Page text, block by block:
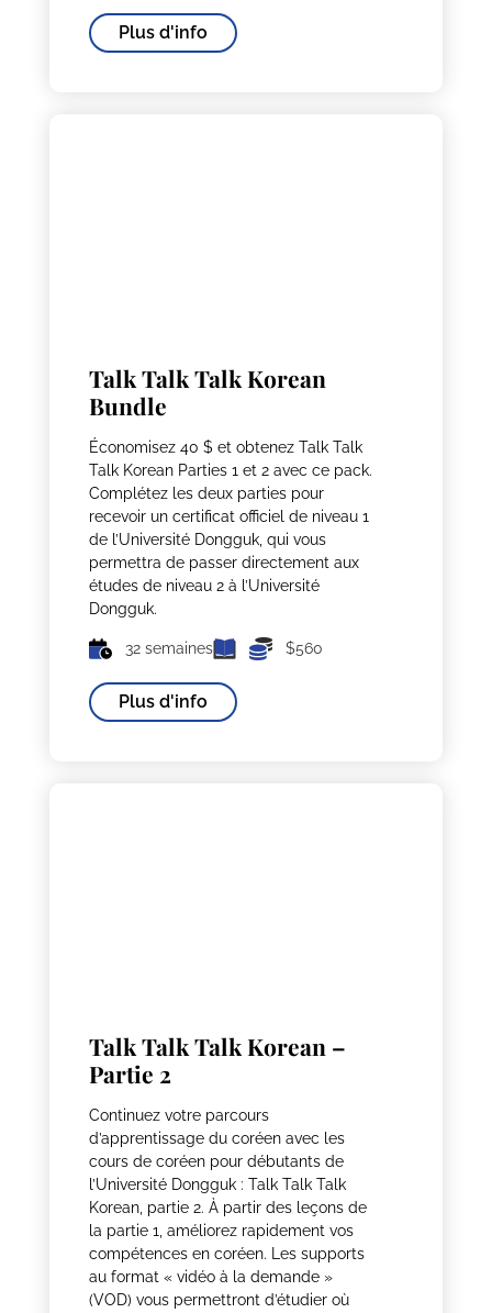
Plus d'info
Talk Talk Talk Korean
Bundle
Économisez 40 $ et obtenez Talk Talk
Talk Korean Parties 1 et 2 avec ce pack.
Complétez les deux parties pour
recevoir un certificat officiel de niveau 1
de l’Université Dongguk, qui vous
permettra de passer directement aux
études de niveau 2 à l’Université
Dongguk.
32 semaines $560
Plus d'info
Talk Talk Talk Korean –
Partie 2
Continuez votre parcours
d’apprentissage du coréen avec les
cours de coréen pour débutants de
l’Université Dongguk : Talk Talk Talk
Korean, partie 2. À partir des leçons de
la partie 1, améliorez rapidement vos
compétences en coréen. Les supports
au format « vidéo à la demande »
(VOD) vous permettront d’étudier où